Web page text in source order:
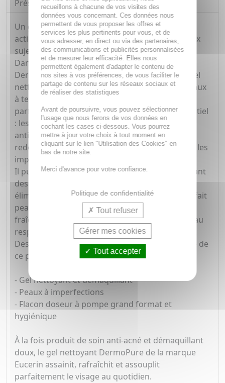
Présentation
Un gel doux et antibactérien pour une double
action nettoyante et démaquillante sur les peaux
sujettes aux imperfections.
Dans la gamme DermoPure, les Laboratoires
Dermatologiques Eucerin ont mis au point ce gel
nettoyant destiné tout particulièrement aux peaux
à tendance acnéique. Sa formule sans savon ni
parfum doit son efficacité à un ingrédient essentiel
: les tensioactifs amphotères. Il s'agit d'agents
antibactériens naturels doux et non irritants,
redoutablement efficaces contre les boutons et les
imperfections cutanées.
Il purifie délicatement le visage en le débarrassant
des bactéries et de l'excès de sébum tout en
éliminant les saletés et le maquillage. Le visage fait
peau nette et retrouve par la même occasion
fraîcheur et souplesse. Non comédogène, la peau
respire sans risque d'apparition de points noirs.
Des études scientifiques ont souligné l'efficacité de
ce produit et sa très haute tolérance cutanée.
- Gel nettoyant et démaquillant
- Peaux à imperfections
- Flacon doseur à pompe grand format et
hygiénique
À la fois produit de soin anti-acné et démaquillant
doux, le gel nettoyant DermoPure de la marque
Eucerin assainit, rafraîchit et assouplit
parfaitement le visage au quotidien.
recueillons à chacune de vos visites des
données vous concernant. Ces données nous
permettent de vous proposer les offres et
services les plus pertinents pour vous, et de
vous adresser, en direct ou via des partenaires,
des communications et publicités personnalisées
et de mesurer leur efficacité. Elles nous
permettent également d'adapter le contenu de
nos sites à vos préférences, de vous faciliter le
partage de contenu sur les réseaux sociaux et
de réaliser des statistiques
Avant de poursuivre, vous pouvez sélectionner
l'usage que nous ferons de vos données en
cochant les cases ci-dessous. Vous pourrez
mettre à jour votre choix à tout moment en
cliquant sur le lien "Utilisation des Cookies" en
bas de notre site.
Merci d'avance pour votre confiance.
Politique de confidentialité
Tout refuser
Gérer mes cookies
Tout accepter